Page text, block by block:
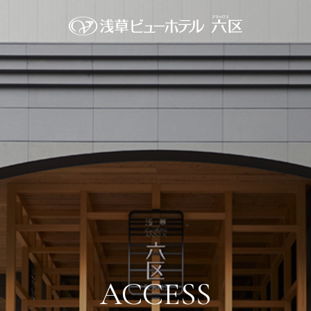
ACCESS